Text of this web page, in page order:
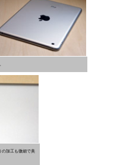
の加工も微細で美